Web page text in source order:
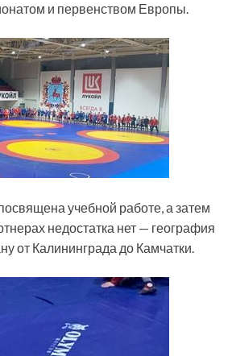
и первенством Европы.
учебной работе, а затем
недостатка нет — география
от Калининграда до Камчатки.